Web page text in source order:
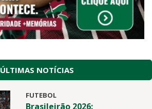
ÚLTIMAS NOTÍCIAS
FUTEBOL
Brasileirão 2026: